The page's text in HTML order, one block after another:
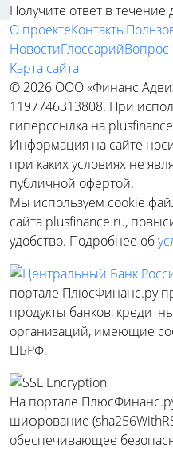
Получите ответ в течение
О проектеКонтакты
НовостиГлоссарий
Карта сайта
© 2026 ООО «Финанс
1197746313808. При
гиперссылка на
Информация на сайте
при каких условиях не
публичной офертой.
Мы используем cookie
сайта plusfinance.ru,
удобство. Подробнее об
портале ПлюсФинанс.ру
продукты банков,
организаций, имеющие
ЦБРФ.
На портале
шифрование
обеспечивающее